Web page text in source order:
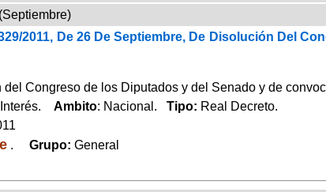
2011, De 26 De Septiembre, De Disolución Del
del Congreso de los Diputados y del Senado y de
Interés. Ambito: Nacional. Tipo: Real Decreto.
. Grupo: General